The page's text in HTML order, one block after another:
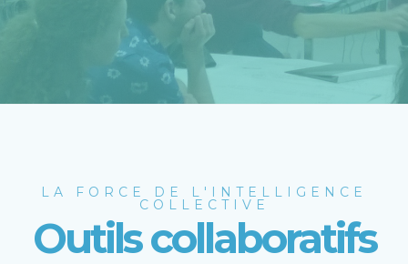
LA FORCE DE L'INTELLIGENCE
COLLECTIVE
Outils collaboratifs